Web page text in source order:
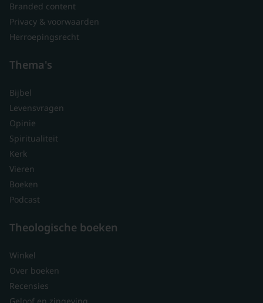
Branded content
Privacy & voorwaarden
Herroepingsrecht
Thema's
Bijbel
Levensvragen
Opinie
Spiritualiteit
Kerk
Vieren
Boeken
Podcast
Theologische boeken
Winkel
Over boeken
Recensies